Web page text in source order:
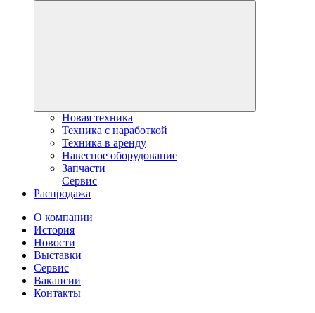
Новая техника
Техника с наработкой
Техника в аренду
Навесное оборудование
Запчасти
Сервис
Распродажа
О компании
История
Новости
Выставки
Сервис
Вакансии
Контакты